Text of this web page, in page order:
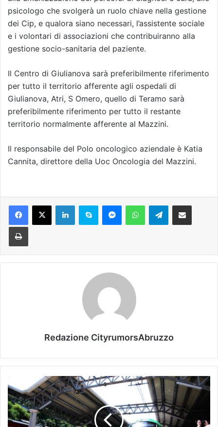
psicologo che svolgerà un ruolo chiave nella gestione
dei Cip, e qualora siano necessari, l’assistente sociale
e i volontari di associazioni che contribuiranno alla
gestione socio-sanitaria del paziente.
Il Centro di Giulianova sarà preferibilmente riferimento
per tutto il territorio afferente agli ospedali di
Giulianova, Atri, S Omero, quello di Teramo sarà
preferibilmente riferimento per tutto il restante
territorio normalmente afferente al Mazzini.
Il responsabile del Polo oncologico aziendale è Katia
Cannita, direttore della Uoc Oncologia del Mazzini.
Telegram
Redazione CityrumorsAbruzzo